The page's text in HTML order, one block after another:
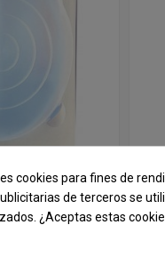
Luz ZZ
cookies para fines de
de terceros se
¿Aceptas estas